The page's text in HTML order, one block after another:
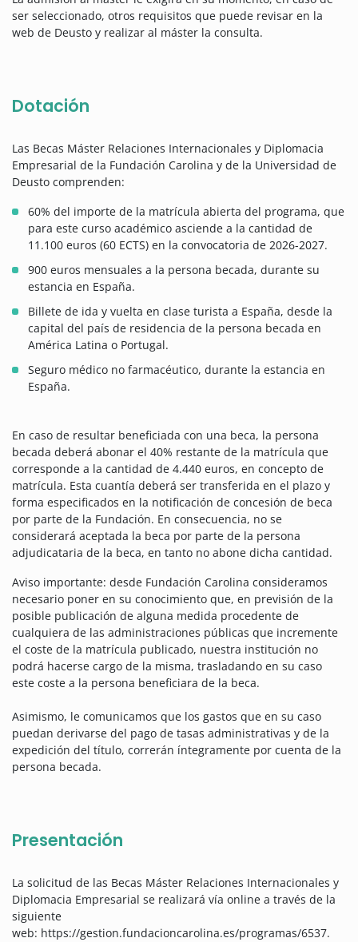
ser seleccionado, otros requisitos que puede revisar en la
web de Deusto y realizar al máster la consulta.
Dotación
Las Becas Máster Relaciones Internacionales y Diplomacia
Empresarial de la Fundación Carolina y de la Universidad de
Deusto comprenden:
60% del importe de la matrícula abierta del programa, que
para este curso académico asciende a la cantidad de
11.100 euros (60 ECTS) en la convocatoria de 2026-2027.
900 euros mensuales a la persona becada, durante su
estancia en España.
Billete de ida y vuelta en clase turista a España, desde la
capital del país de residencia de la persona becada en
América Latina o Portugal.
Seguro médico no farmacéutico, durante la estancia en
España.
En caso de resultar beneficiada con una beca, la persona
becada deberá abonar el 40% restante de la matrícula que
corresponde a la cantidad de 4.440 euros, en concepto de
matrícula. Esta cuantía deberá ser transferida en el plazo y
forma especificados en la notificación de concesión de beca
por parte de la Fundación. En consecuencia, no se
considerará aceptada la beca por parte de la persona
adjudicataria de la beca, en tanto no abone dicha cantidad.
Aviso importante: desde Fundación Carolina consideramos
necesario poner en su conocimiento que, en previsión de la
posible publicación de alguna medida procedente de
cualquiera de las administraciones públicas que incremente
el coste de la matrícula publicado, nuestra institución no
podrá hacerse cargo de la misma, trasladando en su caso
este coste a la persona beneficiara de la beca.
Asimismo, le comunicamos que los gastos que en su caso
puedan derivarse del pago de tasas administrativas y de la
expedición del título, correrán íntegramente por cuenta de la
persona becada.
Presentación
La solicitud de las Becas Máster Relaciones Internacionales y
Diplomacia Empresarial se realizará vía online a través de la
siguiente
web: https://gestion.fundacioncarolina.es/programas/6537.